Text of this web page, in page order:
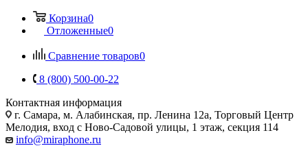
Корзина0
Отложенные0
Сравнение товаров0
8 (800) 500-00-22
Контактная информация
г. Самара, м. Алабинская, пр. Ленина 12а, Торговый Центр
Мелодия, вход с Ново-Садовой улицы, 1 этаж, секция 114
info@miraphone.ru